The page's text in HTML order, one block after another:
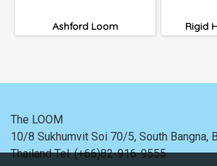
Ashford Loom Rigid
The LOOM
10/8 Sukhumvit Soi 70/5, South Bangna,
ThailandTel. (+66)82-916-9555